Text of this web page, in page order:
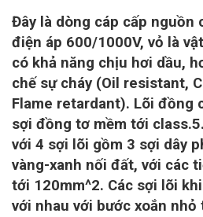
Đây là dòng cáp cấp nguồn
điện áp 600/1000V, vỏ là
có khả năng chịu hơi dầu,
chế sự cháy (Oil resistant,
Flame retardant). Lõi đồng
sợi đồng tơ mềm tới
với 4 sợi lõi gồm 3 sợi dây
vàng-xanh nối đất, với các
tới 120mm^2. Các sợi lõi
với nhau với bước xoắn